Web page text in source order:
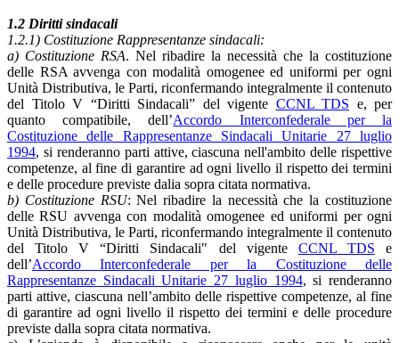
1.2 Diritti sindacali
1.2.1) Costituzione Rappresentanze sindacali:
a) Costituzione RSA. Nel ribadire la necessità che la costituzione
delle RSA avvenga con modalità omogenee ed uniformi per ogni
Unità Distributiva, le Parti, riconfermando integralmente il contenuto
del Titolo V “Diritti Sindacali” del vigente CCNL TDS e, per
quanto compatibile, dell’Accordo Interconfederale per la
Costituzione delle Rappresentanze Sindacali Unitarie 27 luglio
1994, si renderanno parti attive, ciascuna nell'ambito delle rispettive
competenze, al fine di garantire ad ogni livello il rispetto dei termini
e delle procedure previste dalia sopra citata normativa.
b) Costituzione RSU: Nel ribadire la necessità che la costituzione
delle RSU avvenga con modalità omogenee ed uniformi per ogni
Unità Distributiva, le Parti, riconfermando integralmente il contenuto
del Titolo V “Diritti Sindacali" del vigente CCNL TDS e
dell’Accordo Interconfederale per la Costituzione delle
Rappresentanze Sindacali Unitarie 27 luglio 1994, si renderanno
parti attive, ciascuna nell’ambito delle rispettive competenze, al fine
di garantire ad ogni livello il rispetto dei termini e delle procedure
previste dalla sopra citata normativa.